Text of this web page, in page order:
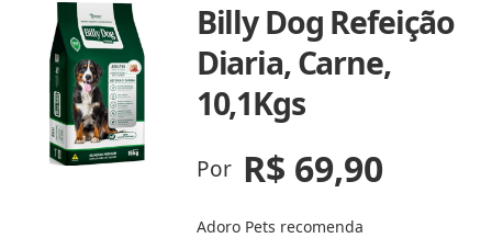
Billy Dog Refeição
Diaria, Carne,
10,1Kgs
Por R$ 69,90
Adoro Pets recomenda